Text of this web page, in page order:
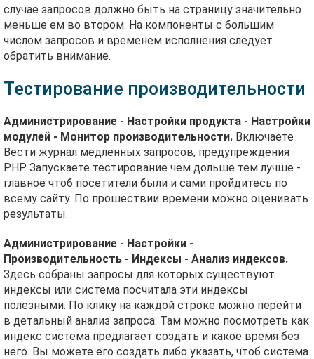
случае запросов должно быть на страницу значительно
меньше ем во втором. На компоненты с большим
числом запросов и временем исполнения следует
обратить внимание.
Тестирование производительности
Администрирование - Настройки продукта - Настройки
модулей - Монитор производительности. Включаете
Вести журнал медленных запросов, предупреждения
PHP. Запускаете тестирование чем дольше тем лучше -
главное чтоб посетители были и сами пройдитесь по
всему сайту. По прошествии времени можно оценивать
результаты.
Администрирование - Настройки -
Производительность - Индексы - Анализ индексов.
Здесь собраны запросы для которых существуют
индексы или система посчитала эти индексы
полезными. По клику на каждой строке можно перейти
в детальный анализ запроса. Там можно посмотреть как
индекс система предлагает создать и какое время без
него. Вы можете его создать либо указать, чтоб система